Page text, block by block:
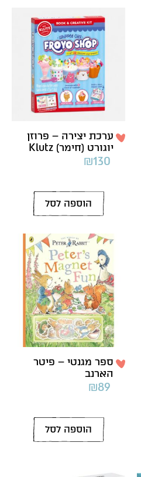
ערכת יצירה – פרוזן
יוגורט (חימר) Klutz
₪130
הוספה לסל
ספר מגנטי – פיטר
הארנב
₪89
הוספה לסל